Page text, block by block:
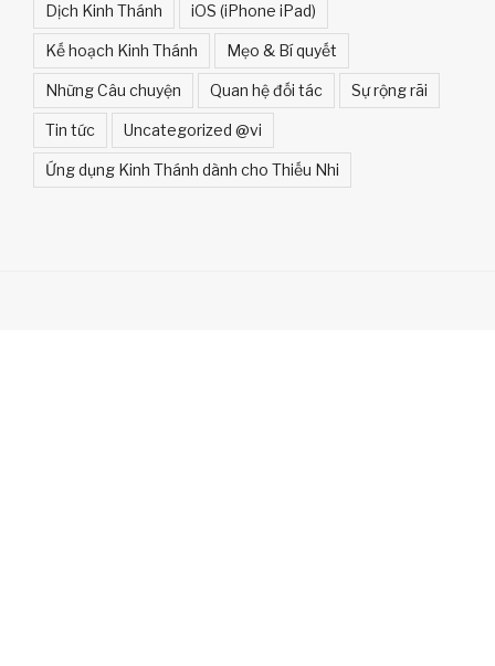
Dịch Kinh Thánh iOS (iPhone iPad)
Kế hoạch Kinh Thánh Mẹo & Bí quyết
Những Câu chuyện Quan hệ đối tác Sự rộng rãi
Tin tức Uncategorized @vi
Ứng dụng Kinh Thánh dành cho Thiếu Nhi